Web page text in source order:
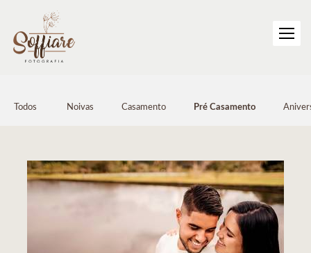
Todos Noivas Casamento Pré Casamento